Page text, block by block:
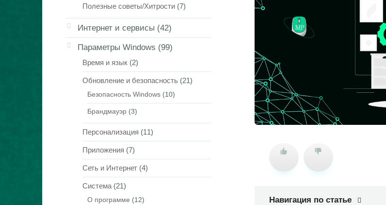
Навигация по статье
Полезные советы/Хитрости (7)
Интернет и сервисы (42)
Параметры Windows (99)
Время и язык (2)
Обновление и безопасность (21)
Безопасность Windows (10)
Брандмауэр (3)
Персонализация (11)
Приложения (7)
Сеть и Интернет (4)
Система (21)
О программе (12)